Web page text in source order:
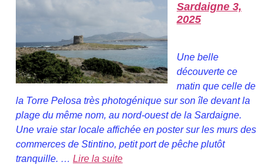
Sardaigne 3,
2025
Une belle
découverte ce
matin que celle de
la Torre Pelosa très photogénique sur son île devant la
plage du même nom, au nord-ouest de la Sardaigne.
Une vraie star locale affichée en poster sur les murs des
commerces de Stintino, petit port de pêche plutôt
tranquille. … Lire la suite